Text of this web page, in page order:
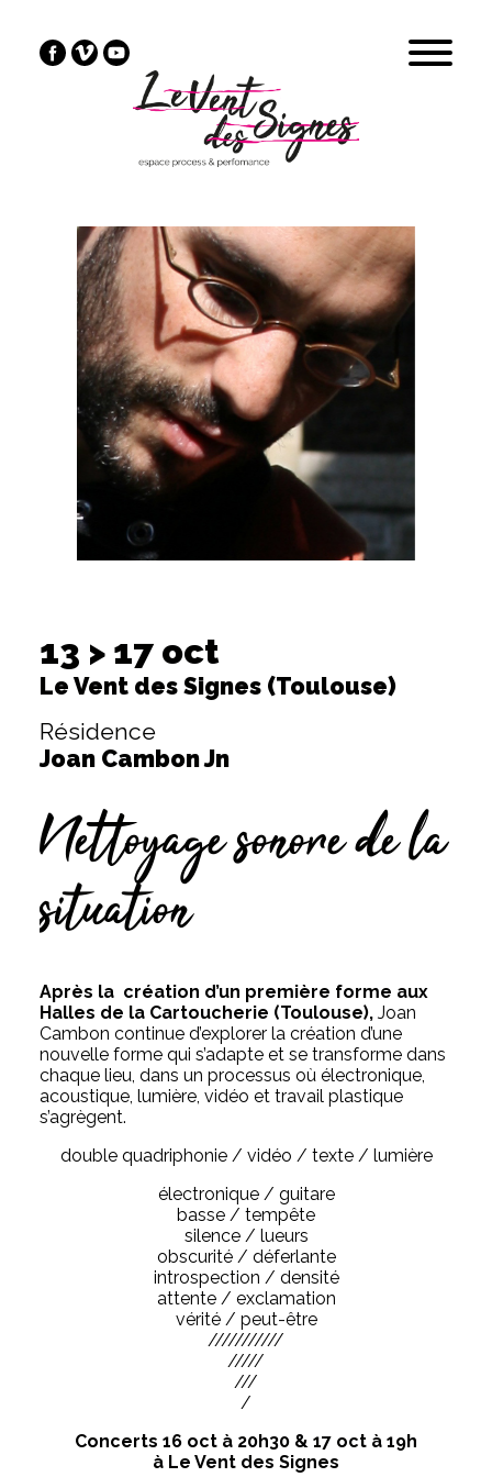
13 > 17 oct
Le Vent des Signes (Toulouse)
Résidence
Joan Cambon Jn
Nettoyage sonore de la
situation
Après la création d’un première forme aux
Halles de la Cartoucherie (Toulouse), Joan
Cambon continue d’explorer la création d’une
nouvelle forme qui s’adapte et se transforme dans
chaque lieu, dans un processus où électronique,
acoustique, lumière, vidéo et travail plastique
s’agrègent.
double quadriphonie / vidéo / texte / lumière
électronique / guitare
basse / tempête
silence / lueurs
obscurité / déferlante
introspection / densité
attente / exclamation
vérité / peut-être
///////////
/////
///
/
Concerts 16 oct à 20h30 & 17 oct à 19h
à Le Vent des Signes